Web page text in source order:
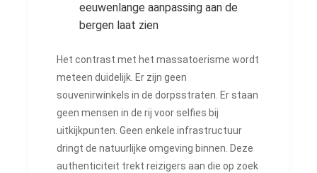
eeuwenlange aanpassing aan de
bergen laat zien
Het contrast met het massatoerisme wordt
meteen duidelijk. Er zijn geen
souvenirwinkels in de dorpsstraten. Er staan ​​
geen mensen in de rij voor selfies bij
uitkijkpunten. Geen enkele infrastructuur
dringt de natuurlijke omgeving binnen. Deze
authenticiteit trekt reizigers aan die op zoek